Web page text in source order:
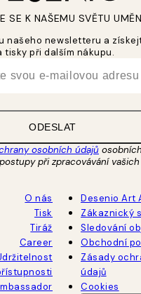
SE K NAŠEMU SVĚTU
našeho newsletteru a
tisky při dalším nákupu.
ODESLAT
osobních údajů
při zpracovávání
O nás
Tisk
Tiráž
Career
Desenio Art
Zákaznický
Sledování
Obchodní
Zásady
údajů
Cookies